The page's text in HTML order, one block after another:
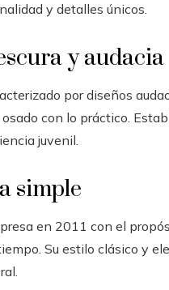
y detalles únicos.
y audacia
por diseños
con lo práctico.
juvenil.
simple
en 2011 con el
Su estilo clásico y